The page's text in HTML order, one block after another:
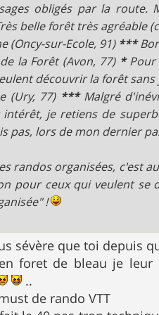
obligés par la route.
belle forêt très agréable
(Oncy-sur-Ecole, 91) ***
la Forêt (Avon, 77) *Pour
découvrir la forêt
(Ury, 77) ***Malgré
je retiens de
pas, lors de mon dernier
randos organisées, c'est
pour ceux qui veulent se
!
sévère que toi depuis
foret de bleau je
..
de rando VTT